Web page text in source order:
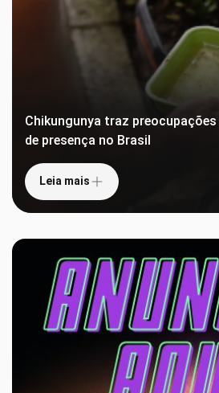
Chikungunya traz
de presença no Brasil
Leia mais